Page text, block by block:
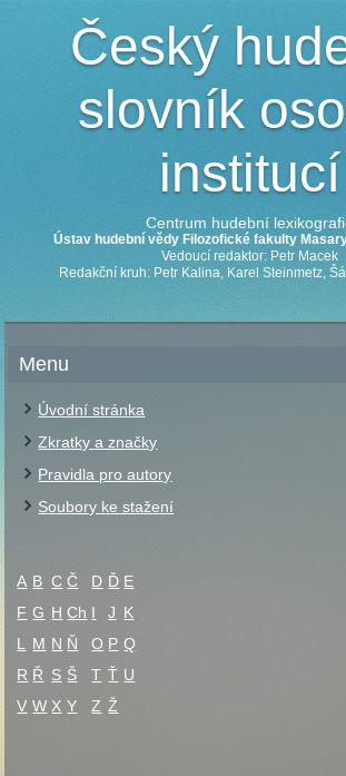
Český
slovník
institucí
Centrum hudební
Ústav hudební vědy Filozofické fakulty
Vedoucí redaktor: Petr Macek
Redakční kruh: Petr Kalina, Karel Steinmetz,
Menu
Úvodní stránka
Zkratky a značky
Pravidla pro autory
Soubory ke stažení
A B C Č D Ď E
F G H Ch I J K
L
M N Ň O P Q
R Ř S Š T Ť U
V W X Y Z Ž